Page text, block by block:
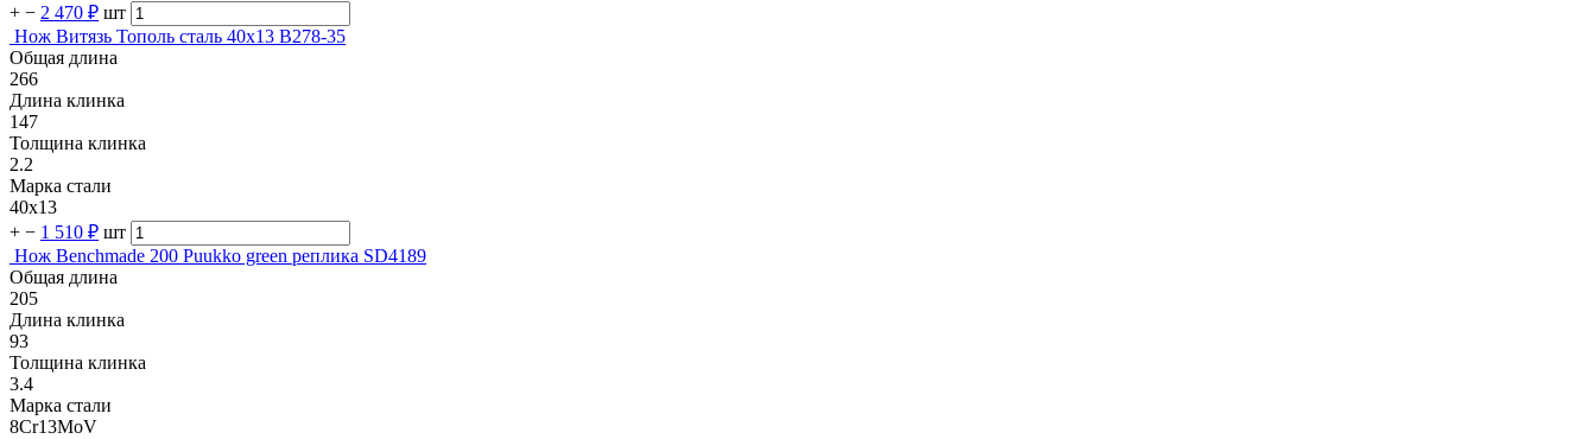
+ − 2 470 ₽ шт
Нож Витязь Тополь сталь 40х13 B278-35
Общая длина
266
Длина клинка
147
Толщина клинка
2.2
Марка стали
40х13
+ − 1 510 ₽ шт
Нож Benchmade 200 Puukko green реплика SD4189
Общая длина
205
Длина клинка
93
Толщина клинка
3.4
Марка стали
8Cr13MoV